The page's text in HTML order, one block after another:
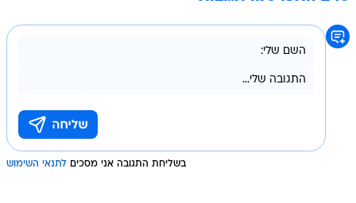
בשליחת התגובה אני מסכים לתנאי השימוש